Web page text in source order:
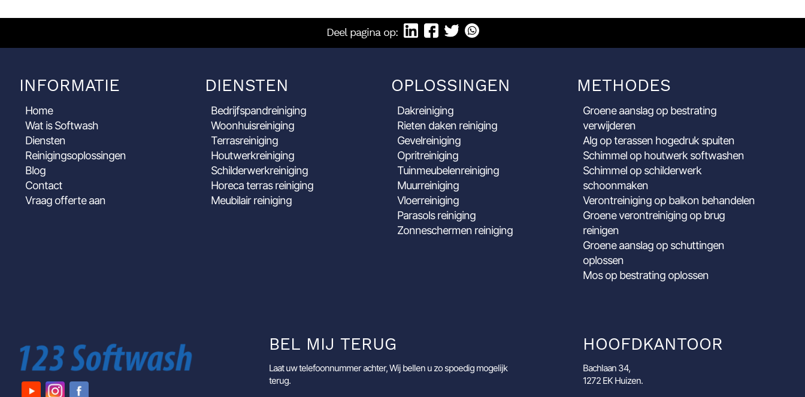
Deel pagina op:
INFORMATIE
Home
Wat is Softwash
Diensten
Reinigingsoplossingen
Blog
Contact
Vraag offerte aan
DIENSTEN
Bedrijfspandreiniging
Woonhuisreiniging
Terrasreiniging
Houtwerkreiniging
Schilderwerkreiniging
Horeca terras reiniging
Meubilair reiniging
OPLOSSINGEN
Dakreiniging
Rieten daken reiniging
Gevelreiniging
Opritreiniging
Tuinmeubelenreiniging
Muurreiniging
Vloerreiniging
Parasols reiniging
Zonneschermen reiniging
METHODES
Groene aanslag op bestrating
verwijderen
Alg op terassen hogedruk spuiten
Schimmel op houtwerk softwashen
Schimmel op schilderwerk
schoonmaken
Verontreiniging op balkon behandelen
Groene verontreiniging op brug
reinigen
Groene aanslag op schuttingen
oplossen
Mos op bestrating oplossen
BEL MIJ TERUG
Laat uw telefoonnummer achter, Wij bellen u zo spoedig mogelijk
terug.
HOOFDKANTOOR
Bachlaan 34,
1272 EK Huizen.